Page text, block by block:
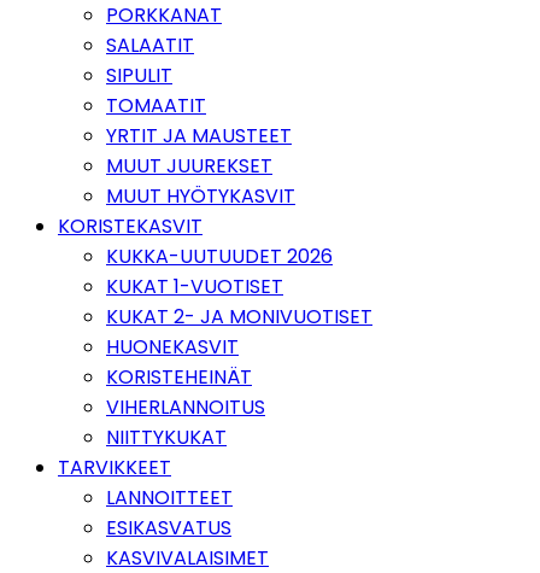
PORKKANAT
SALAATIT
SIPULIT
TOMAATIT
YRTIT JA MAUSTEET
MUUT JUUREKSET
MUUT HYÖTYKASVIT
KORISTEKASVIT
KUKKA-UUTUUDET 2026
KUKAT 1-VUOTISET
KUKAT 2- JA MONIVUOTISET
HUONEKASVIT
KORISTEHEINÄT
VIHERLANNOITUS
NIITTYKUKAT
TARVIKKEET
LANNOITTEET
ESIKASVATUS
KASVIVALAISIMET